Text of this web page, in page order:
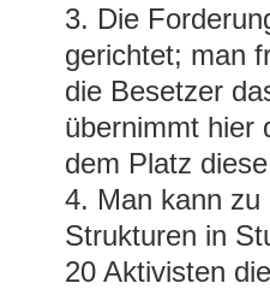
3. Die
gerichtet; man
die Besetzer
übernimmt hier
dem Platz
4. Man kann
Strukturen in
20 Aktivisten